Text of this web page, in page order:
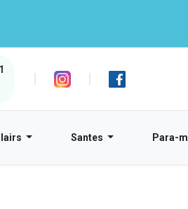
| |
Santes Para-